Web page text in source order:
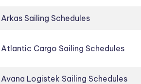
Arkas Sailing Schedules
Atlantic Cargo Sailing Schedules
Avana Logistek Sailing Schedules